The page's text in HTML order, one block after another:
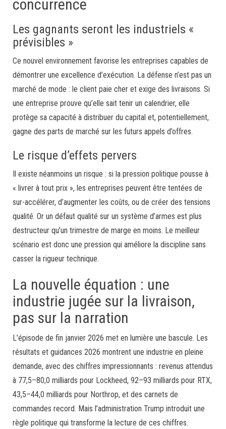
concurrence
Les gagnants seront les industriels «
prévisibles »
Ce nouvel environnement favorise les entreprises capables de
démontrer une excellence d’exécution. La défense n’est pas un
marché de mode : le client paie cher et exige des livraisons. Si
une entreprise prouve qu’elle sait tenir un calendrier, elle
protège sa capacité à distribuer du capital et, potentiellement,
gagne des parts de marché sur les futurs appels d’offres.
Le risque d’effets pervers
Il existe néanmoins un risque : si la pression politique pousse à
« livrer à tout prix », les entreprises peuvent être tentées de
sur-accélérer, d’augmenter les coûts, ou de créer des tensions
qualité. Or un défaut qualité sur un système d’armes est plus
destructeur qu’un trimestre de marge en moins. Le meilleur
scénario est donc une pression qui améliore la discipline sans
casser la rigueur technique.
La nouvelle équation : une
industrie jugée sur la livraison,
pas sur la narration
L’épisode de fin janvier 2026 met en lumière une bascule. Les
résultats et guidances 2026 montrent une industrie en pleine
demande, avec des chiffres impressionnants : revenus attendus
à 77,5–80,0 milliards pour Lockheed, 92–93 milliards pour RTX,
43,5–44,0 milliards pour Northrop, et des carnets de
commandes record. Mais l’administration Trump introduit une
règle politique qui transforme la lecture de ces chiffres.